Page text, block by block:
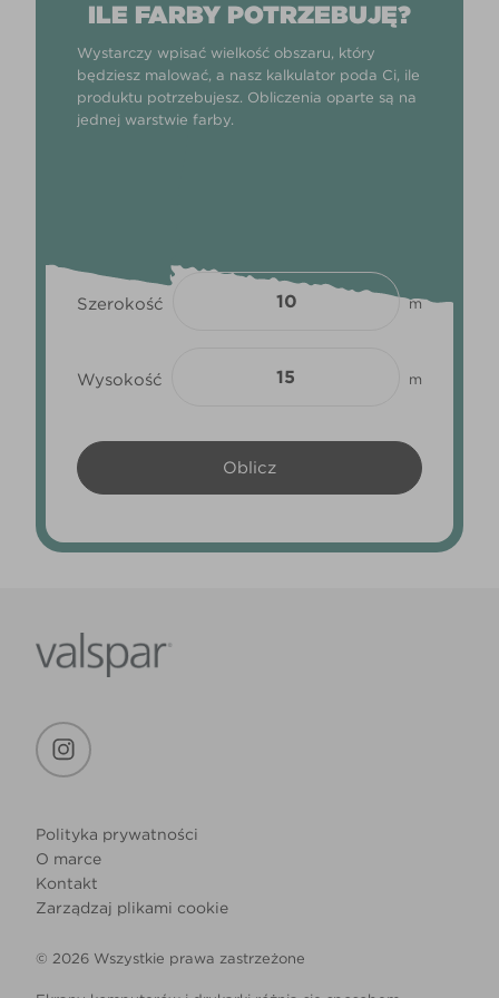
ILE FARBY POTRZEBUJĘ?
Wystarczy wpisać wielkość obszaru, który
będziesz malować, a nasz kalkulator poda Ci, ile
produktu potrzebujesz. Obliczenia oparte są na
jednej warstwie farby.
Szerokość m
Wysokość m
Polityka prywatności
O marce
Kontakt
Zarządzaj plikami cookie
© 2026 Wszystkie prawa zastrzeżone